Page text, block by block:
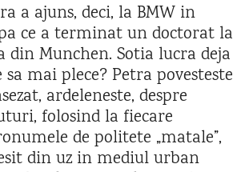
a ajuns, deci, la BMW in
ce a terminat un doctorat la
din Munchen. Sotia lucra deja
mai plece? Petra povesteste
ardeleneste, despre
folosind la fiecare
de politete „matale”,
din uz in mediul urban